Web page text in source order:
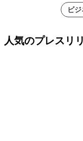
ビ
人気のプレスリ